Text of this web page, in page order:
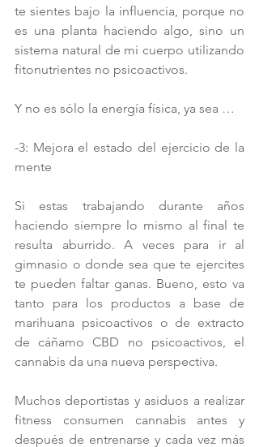
te sientes bajo la influencia, porque no
es una planta haciendo algo, sino un
sistema natural de mi cuerpo utilizando
fitonutrientes no psicoactivos.
Y no es sólo la energía física, ya sea …
-3: Mejora el estado del ejercicio de la
mente
Si estas trabajando durante años
haciendo siempre lo mismo al final te
resulta aburrido. A veces para ir al
gimnasio o donde sea que te ejercites
te pueden faltar ganas. Bueno, esto va
tanto para los productos a base de
marihuana psicoactivos o de extracto
de cáñamo CBD no psicoactivos, el
cannabis da una nueva perspectiva.
Muchos deportistas y asiduos a realizar
fitness consumen cannabis antes y
después de entrenarse y cada vez más